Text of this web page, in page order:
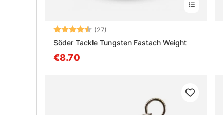
Arvio: (27)
Söder Tackle Tungsten Fastach Weight
€8.70